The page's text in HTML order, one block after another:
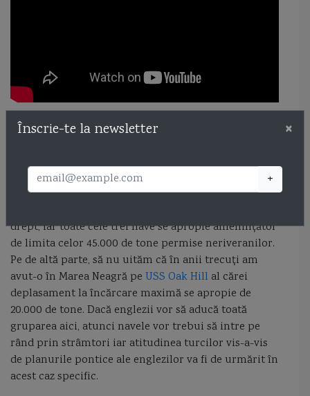
Va fi interesant de văzut dacă, având în vedere
condițiile în care atât HMS Albion cât și RFA Lyme
Bay depășesc 15.000 de tone deplasament (probabil
drept, iar toate cele trei nave se apropie amenințător
de limita celor 45.000 de tone permise neriveranilor.
Pe de altă parte, să nu uităm că în anii trecuți am
avut-o în Marea Neagră pe USS Oak Hill al cărei
deplasament la încărcare maximă se apropie de
20.000 de tone. Dacă englezii vor să aducă toată
gruparea aici, atunci navele vor trebui să intre pe
rând prin strâmtori iar atitudinea turcilor vis-a-vis
de planurile pontice ale englezilor va fi de urmărit în
acest caz specific.
×
Înscrie-te la newsletter
+